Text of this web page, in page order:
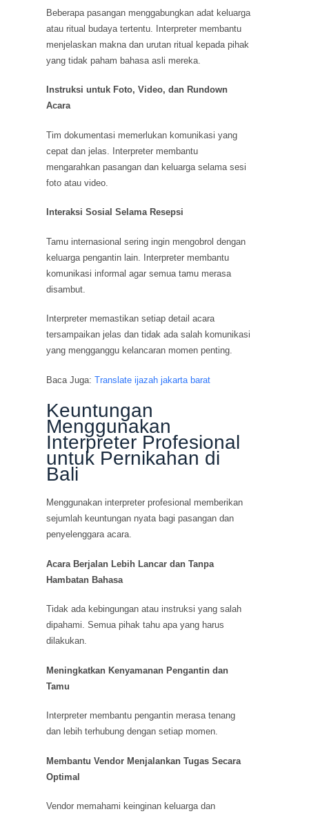
Beberapa pasangan menggabungkan adat keluarga
atau ritual budaya tertentu. Interpreter membantu
menjelaskan makna dan urutan ritual kepada pihak
yang tidak paham bahasa asli mereka.
Instruksi untuk Foto, Video, dan Rundown
Acara
Tim dokumentasi memerlukan komunikasi yang
cepat dan jelas. Interpreter membantu
mengarahkan pasangan dan keluarga selama sesi
foto atau video.
Interaksi Sosial Selama Resepsi
Tamu internasional sering ingin mengobrol dengan
keluarga pengantin lain. Interpreter membantu
komunikasi informal agar semua tamu merasa
disambut.
Interpreter memastikan setiap detail acara
tersampaikan jelas dan tidak ada salah komunikasi
yang mengganggu kelancaran momen penting.
Baca Juga:Translate ijazah jakarta barat
Keuntungan
Menggunakan
Interpreter Profesional
untuk Pernikahan di
Bali
Menggunakan interpreter profesional memberikan
sejumlah keuntungan nyata bagi pasangan dan
penyelenggara acara.
Acara Berjalan Lebih Lancar dan Tanpa
Hambatan Bahasa
Tidak ada kebingungan atau instruksi yang salah
dipahami. Semua pihak tahu apa yang harus
dilakukan.
Meningkatkan Kenyamanan Pengantin dan
Tamu
Interpreter membantu pengantin merasa tenang
dan lebih terhubung dengan setiap momen.
Membantu Vendor Menjalankan Tugas Secara
Optimal
Vendor memahami keinginan keluarga dan